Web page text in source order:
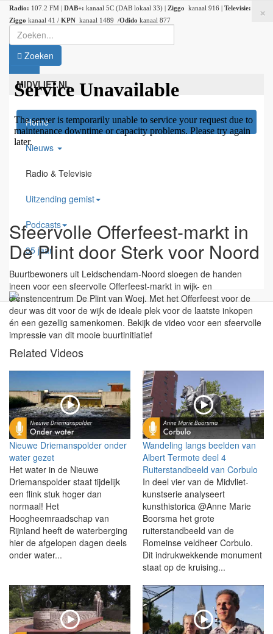
Radio: 107.2 FM | DAB+: kanaal 5C (DAB lokaal 33) | Ziggo kanaal 916 | Televisie:
Ziggo kanaal 41 / KPN kanaal 1489 /Odido kanaal 877
MIDVLIET.NL
×
Home
Nieuws
Radio & Televisie
Uitzending gemist
Podcasts
35 jaar
Zoeken
Sfeervolle Offerfeest-markt in
De Plint door Sterk voor Noord
Buurtbewoners uit Leidschendam-Noord sloegen de handen
ineen voor een sfeervolle Offerfeest-markt in wijk- en
dienstencentrum De Plint van Woej. Met het Offerfeest voor de
deur was dit voor de wijk de ideale plek voor de laatste inkopen
én een gezellig samenkomen. Bekijk de video voor een sfeervolle
impressie van dit mooie buurtinitiatief
Related Videos
Nieuwe Driemanspolder onder
water gezet
Het water in de Nieuwe
Driemanspolder staat tijdelijk
een flink stuk hoger dan
normaal! Het
Hoogheemraadschap van
Rijnland heeft de waterberging
hier de afgelopen dagen deels
onder water...
Wandeling langs beelden van
Albert Termote deel 4
Ruiterstandbeeld van Corbulo
In deel vier van de Midvliet-
kunstserie analyseert
kunsthistorica @Anne Marie
Boorsma het grote
ruiterstandbeeld van de
Romeinse veldheer Corbulo.
Dit indrukwekkende monument
staat op de kruising...